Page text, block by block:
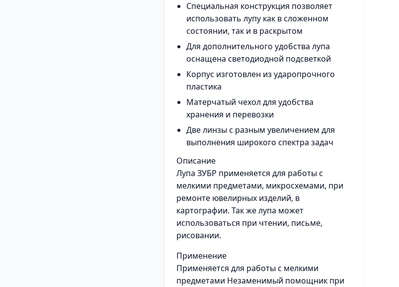
Специальная конструкция позволяет
использовать лупу как в сложенном
состоянии, так и в раскрытом
Для дополнительного удобства лупа
оснащена светодиодной подсветкой
Корпус изготовлен из ударопрочного
пластика
Матерчатый чехол для удобства
хранения и перевозки
Две линзы с разным увеличением для
выполнения широкого спектра задач
Описание
Лупа ЗУБР применяется для работы с
мелкими предметами, микросхемами, при
ремонте ювелирных изделий, в
картографии. Так же лупа может
использоваться при чтении, письме,
рисовании.
Применение
Применяется для работы с мелкими
предметами Незаменимый помощник при